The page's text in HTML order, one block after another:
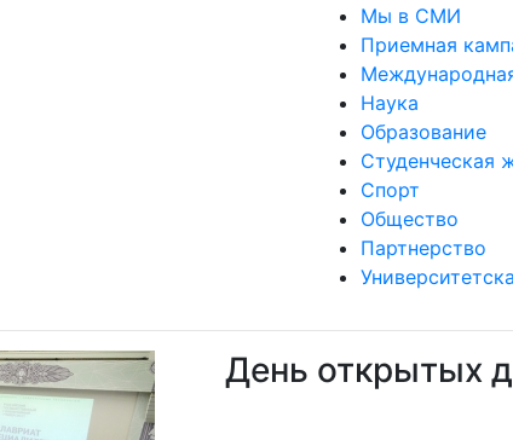
Мы в СМИ
Приемная
Наука
Образование
Студенческая
Спорт
Общество
Партнерство
День открытых